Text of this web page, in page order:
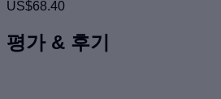
US$68.40
평가 & 후기